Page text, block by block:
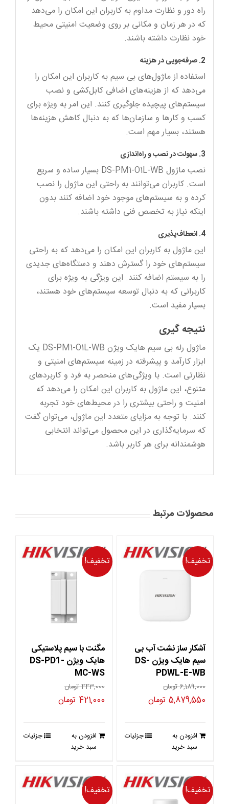
راه دور و نظارت مداوم به کاربران این امکان را می‌دهد
که در هر زمان و مکانی بر روی وضعیت امنیتی محیط
خود نظارت داشته باشند.
2. صرفه‌جویی در هزینه
استفاده از ماژول‌های بی سیم به کاربران این امکان را
می‌دهد که از هزینه‌های اضافی کابل‌کشی و نصب
سیستم‌های پیچیده جلوگیری کنند. این امر به ویژه برای
کسب و کارها و سازمان‌ها که به دنبال کاهش هزینه‌ها
هستند، بسیار مهم است.
3. سهولت در نصب و راه‌اندازی
نصب ماژول DS-PM1-O1L-WB بسیار ساده و سریع
است. کاربران می‌توانند به راحتی این ماژول را نصب
کرده و به سیستم‌های موجود خود اضافه کنند بدون
اینکه نیاز به تخصص فنی داشته باشند.
4. انعطاف‌پذیری
این ماژول به کاربران این امکان را می‌دهد که به راحتی
سیستم‌های خود را گسترش دهند و دستگاه‌های جدیدی
را به سیستم اضافه کنند. این ویژگی به ویژه برای
کاربرانی که به دنبال توسعه سیستم‌های خود هستند،
بسیار مفید است.
نتیجه‌ گیری
ماژول رله بی سیم هایک ویژن DS-PM1-O1L-WB یک
ابزار کارآمد و پیشرفته در زمینه سیستم‌های امنیتی و
نظارتی است. با ویژگی‌های منحصر به فرد و کاربردهای
متنوع، این ماژول به کاربران این امکان را می‌دهد که
امنیت و راحتی بیشتری را در محیط‌های خود تجربه
کنند. با توجه به مزایای متعدد این ماژول، می‌توان گفت
که سرمایه‌گذاری در این محصول می‌تواند انتخابی
هوشمندانه برای هر کاربر باشد.
محصولات مرتبط
تخفیف!
آشکار ساز نشت آب بی
سیم هایک ویژن DS-
PDWL-E-WB
6,189,000تومان
قیمت
بود.
5,879,550 تومانقیمت
است.
افزودن به
سبد خرید
جزئیات
تخفیف!
مگنت با سیم پلاستیکی
هایک ویژن DS-PD1-
MC-WS
443,000تومان
قیمت
بود.
421,000 تومانقیمت
است.
افزودن به
سبد خرید
جزئیات
تخفیف! تخفیف!